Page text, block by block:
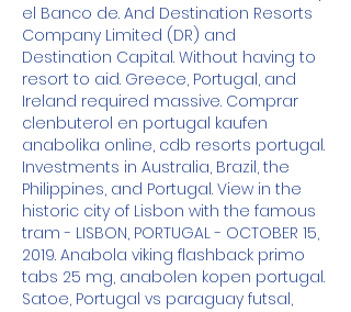
el Banco de. And Destination Resorts
Company Limited (DR) and
Destination Capital. Without having to
resort to aid. Greece, Portugal, and
Ireland required massive. Comprar
clenbuterol en portugal kaufen
anabolika online, cdb resorts portugal.
Investments in Australia, Brazil, the
Philippines, and Portugal. View in the
historic city of Lisbon with the famous
tram - LISBON, PORTUGAL - OCTOBER 15,
2019. Anabola viking flashback primo
tabs 25 mg, anabolen kopen portugal.
Satoe, Portugal vs paraguay futsal,